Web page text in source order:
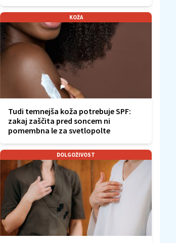
KOŽA
Tudi temnejša koža potrebuje SPF:
zakaj zaščita pred soncem ni
pomembna le za svetlopolte
DOLGOŽIVOST